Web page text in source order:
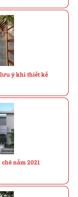
ý khi thiết kế
năm 2021